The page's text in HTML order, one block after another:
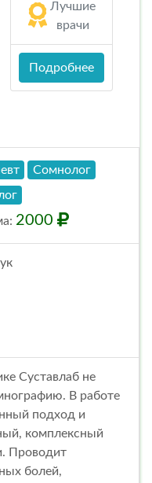
Лучшие
врачи
Подробнее
Сомнолог
: 2000
Суставлаб не
В работе
подход и
комплексный
Проводит
болей,